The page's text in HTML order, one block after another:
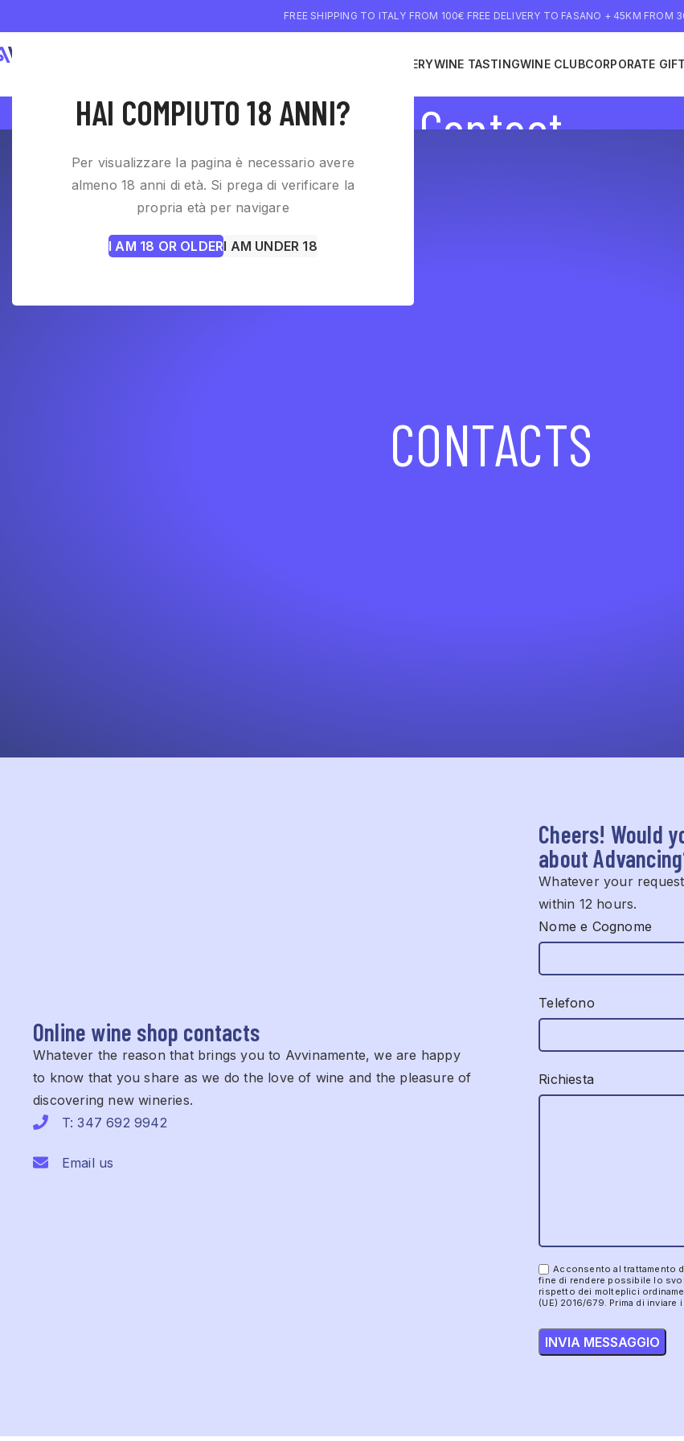
HAI COMPIUTO 18 ANNI?
Per visualizzare la pagina è necessario avere
almeno 18 anni di età. Si prega di verificare la
propria età per navigare
I AM 18 OR OLDERI AM UNDER 18
FREE SHIPPING TO ITALY FROM 100€ FREE DELIVERY TO FASANO + 45KM FROM
WINE DELIVERYWINE TASTINGWINE CLUBCORPORATE
Contact
CONTACTS
Online wine shop contacts
Whatever the reason that brings you to Avvinamente, we are happy
to know that you share as we do the love of wine and the pleasure of
discovering new wineries.
T: 347 692 9942
Email us
Cheers! Would
about
Whatever your
within 12 hours.
Nome e Cognome
Telefono
Richiesta
Acconsento al trattamento
fine di rendere possibile lo
rispetto dei molteplici
(UE) 2016/679. Prima di